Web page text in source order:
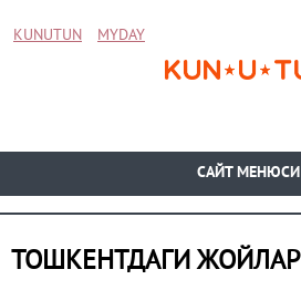
KUNUTUN MYDAY
CАЙТ МЕНЮСИ
ТОШКЕНТДАГИ ЖОЙЛАР